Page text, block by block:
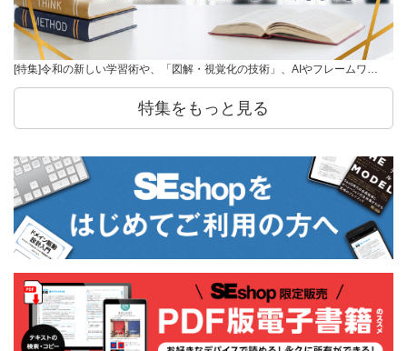
[特集]令和の新しい学習術や、「図解・視覚化の技術」、AIやフレームワ…
特集をもっと見る